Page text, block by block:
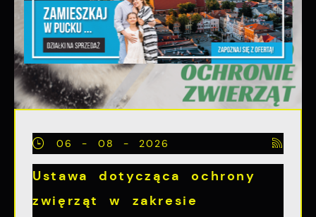
06 - 08 - 2026
Ustawa dotycząca ochrony
zwięrząt w zakresie